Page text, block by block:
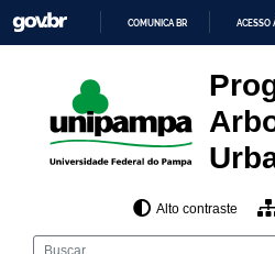
para
o
O
COMUNICA BR ACESSO
Alto contraste